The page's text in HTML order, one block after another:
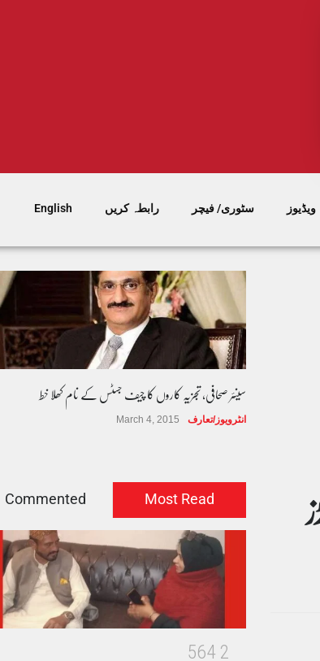
ویڈیوز سٹوری/ فیچر رابطہ کریں English
سینئر صحافی، تجزیہ کاروں کا چیف جسٹس کے نام کھلا خط
انٹرویوز/تعارف March 4, 2015
Most Read
Commented
2
4
6
5